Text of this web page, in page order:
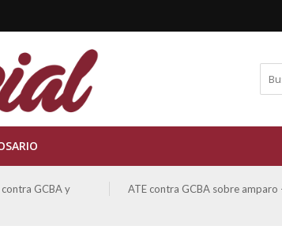
GCBA y
ATE contra GCBA sobre